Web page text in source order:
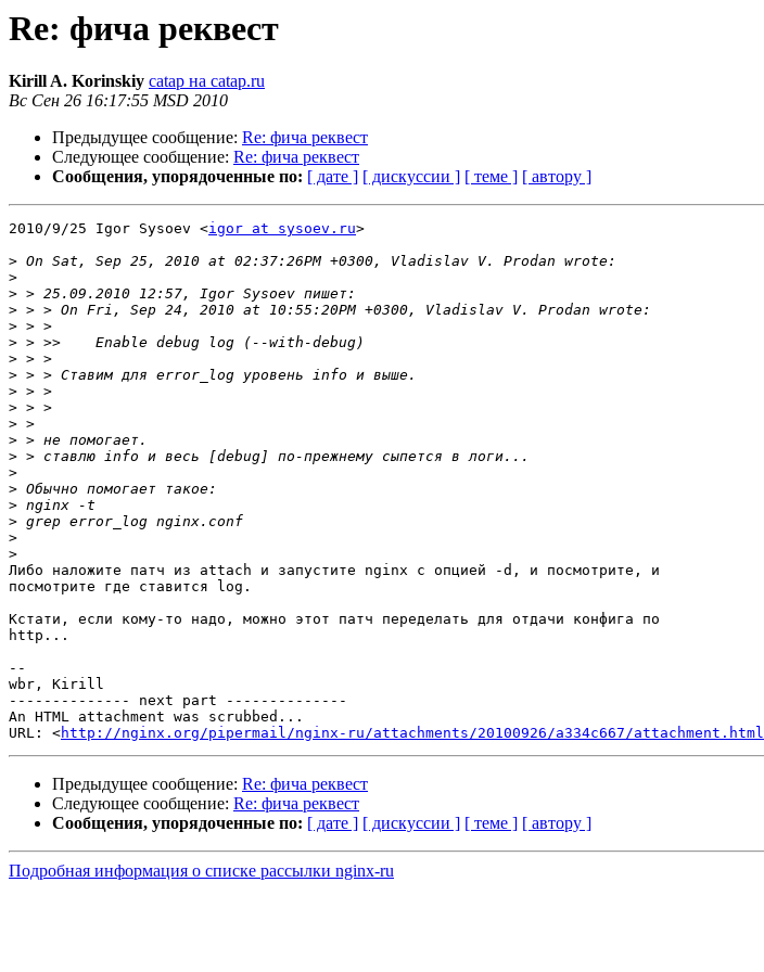
Re: фича реквест
Kirill A. Korinskiy catap на catap.ru
Вс Сен 26 16:17:55 MSD 2010
Предыдущее сообщение: Re: фича реквест
Следующее сообщение: Re: фича реквест
Сообщения, упорядоченные по: [ дате ] [ дискуссии ] [ теме ] [ автору ]
2010/9/25 Igor Sysoev <igor at sysoev.ru>
>
>
>
>
>
>
>
>
>
>
>
>
>
>
>
>
>
>
>
Либо наложите патч из attach и запустите nginx с опцией -d, и посмотрите, и
посмотрите где ставится log.
Кстати, если кому-то надо, можно этот патч переделать для отдачи конфига по
http...
--
wbr, Kirill
-------------- next part --------------
An HTML attachment was scrubbed...
URL: <http://nginx.org/pipermail/nginx-ru/attachments/20100926/a334c667/attachment.html
Предыдущее сообщение: Re: фича реквест
Следующее сообщение: Re: фича реквест
Сообщения, упорядоченные по: [ дате ] [ дискуссии ] [ теме ] [ автору ]
Подробная информация о списке рассылки nginx-ru